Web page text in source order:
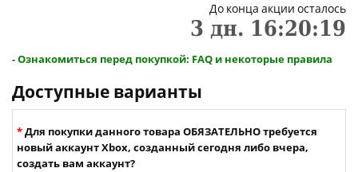
До конца акции осталось
3 дн. 16:20:19
- Ознакомиться перед покупкой: FAQ и некоторые правила
Доступные варианты
Для покупки данного товара ОБЯЗАТЕЛЬНО требуется
новый аккаунт Xbox, созданный сегодня либо вчера,
создать вам аккаунт?